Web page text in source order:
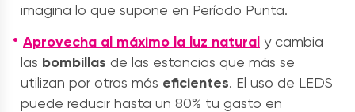
imagina lo que supone en Período Punta.
Aprovecha al máximo la luz natural y cambia
las bombillas de las estancias que más se
utilizan por otras más eficientes. El uso de LEDS
puede reducir hasta un 80% tu gasto en